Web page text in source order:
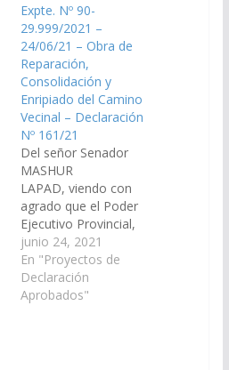
Expte. Nº 90-
29.999/2021 –
24/06/21 – Obra de
Reparación,
Consolidación y
Enripiado del Camino
Vecinal – Declaración
Nº 161/21
Del señor Senador
MASHUR
LAPAD, viendo con
agrado que el Poder
Ejecutivo Provincial,
arbitren las medidas
necesarias, a los fines
que mediante
convenio con el
junio 24, 2021
En "Proyectos de
Declaración
Aprobados"